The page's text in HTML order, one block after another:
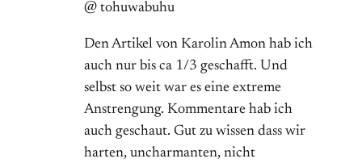
@ tohuwabuhu
Den Artikel von Karolin Amon hab ich
auch nur bis ca 1/3 geschafft. Und
selbst so weit war es eine extreme
Anstrengung. Kommentare hab ich
auch geschaut. Gut zu wissen dass wir
harten, uncharmanten, nicht